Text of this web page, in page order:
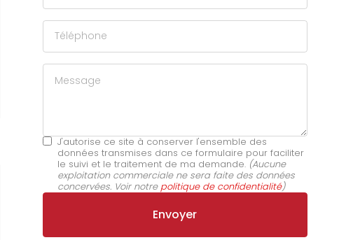
Téléphone
Message
J'autorise ce site à conserver l'ensemble des
données transmises dans ce formulaire pour faciliter
le suivi et le traitement de ma demande. (Aucune
exploitation commerciale ne sera faite des données
concervées. Voir notre politique de confidentialité)